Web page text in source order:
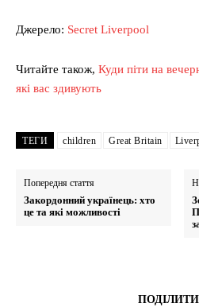
Джерело: Secret Liverpool
Читайте також, Куди піти на
які вас здивують
ТЕГИ children Great Britain
Попередня стаття
Закордонний українець: хто
це та які можливості